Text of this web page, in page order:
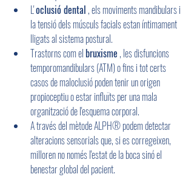
L' oclusió dental , els moviments mandibulars i
la tensió dels músculs facials estan íntimament
lligats al sistema postural.
Trastorns com el bruxisme , les disfuncions
temporomandibulars (ATM) o fins i tot certs
casos de maloclusió poden tenir un origen
propioceptiu o estar influïts per una mala
organització de l'esquema corporal.
A través del mètode ALPH® podem detectar
alteracions sensorials que, si es corregeixen,
milloren no només l'estat de la boca sinó el
benestar global del pacient.